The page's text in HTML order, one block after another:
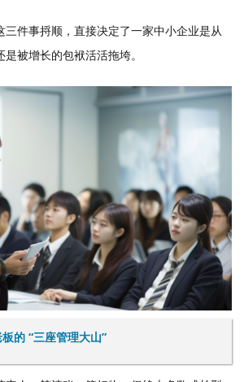
三件事捋顺，直接决定了一家中小企业是从
是被增长的包袱活活拖垮。
的 “三座管理大山”